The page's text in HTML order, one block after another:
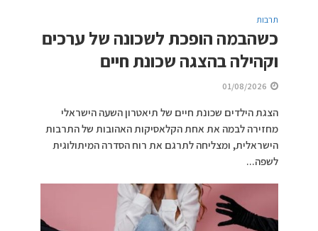
תרבות
כשהבמה הופכת לשכונה של ערכים
וקהילה בהצגה שכונת חיים
01/08/2026
הצגת הילדים שכונת חיים של תיאטרון השעה הישראלי
מחזירה לבמה את אחת הקלאסיקות האהובות של התרבות
הישראלית, ומצליחה לתרגם את רוח הסדרה המיתולוגית
לשפה...